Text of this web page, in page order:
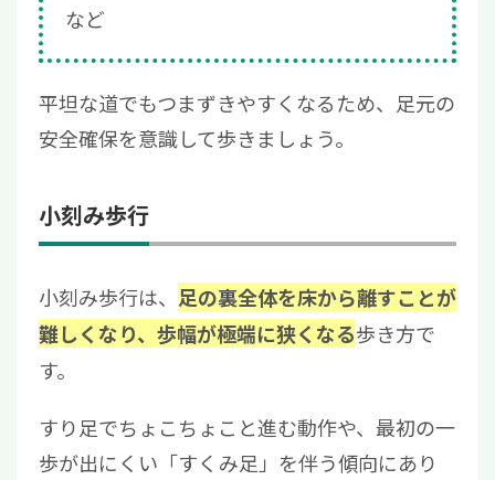
など
平坦な道でもつまずきやすくなるため、足元の
安全確保を意識して歩きましょう。
小刻み歩行
小刻み歩行は、 足の裏全体を床から離すことが
難しくなり、歩幅が極端に狭くなる歩き方で
す。
すり足でちょこちょこと進む動作や、最初の一
歩が出にくい「すくみ足」を伴う傾向にあり